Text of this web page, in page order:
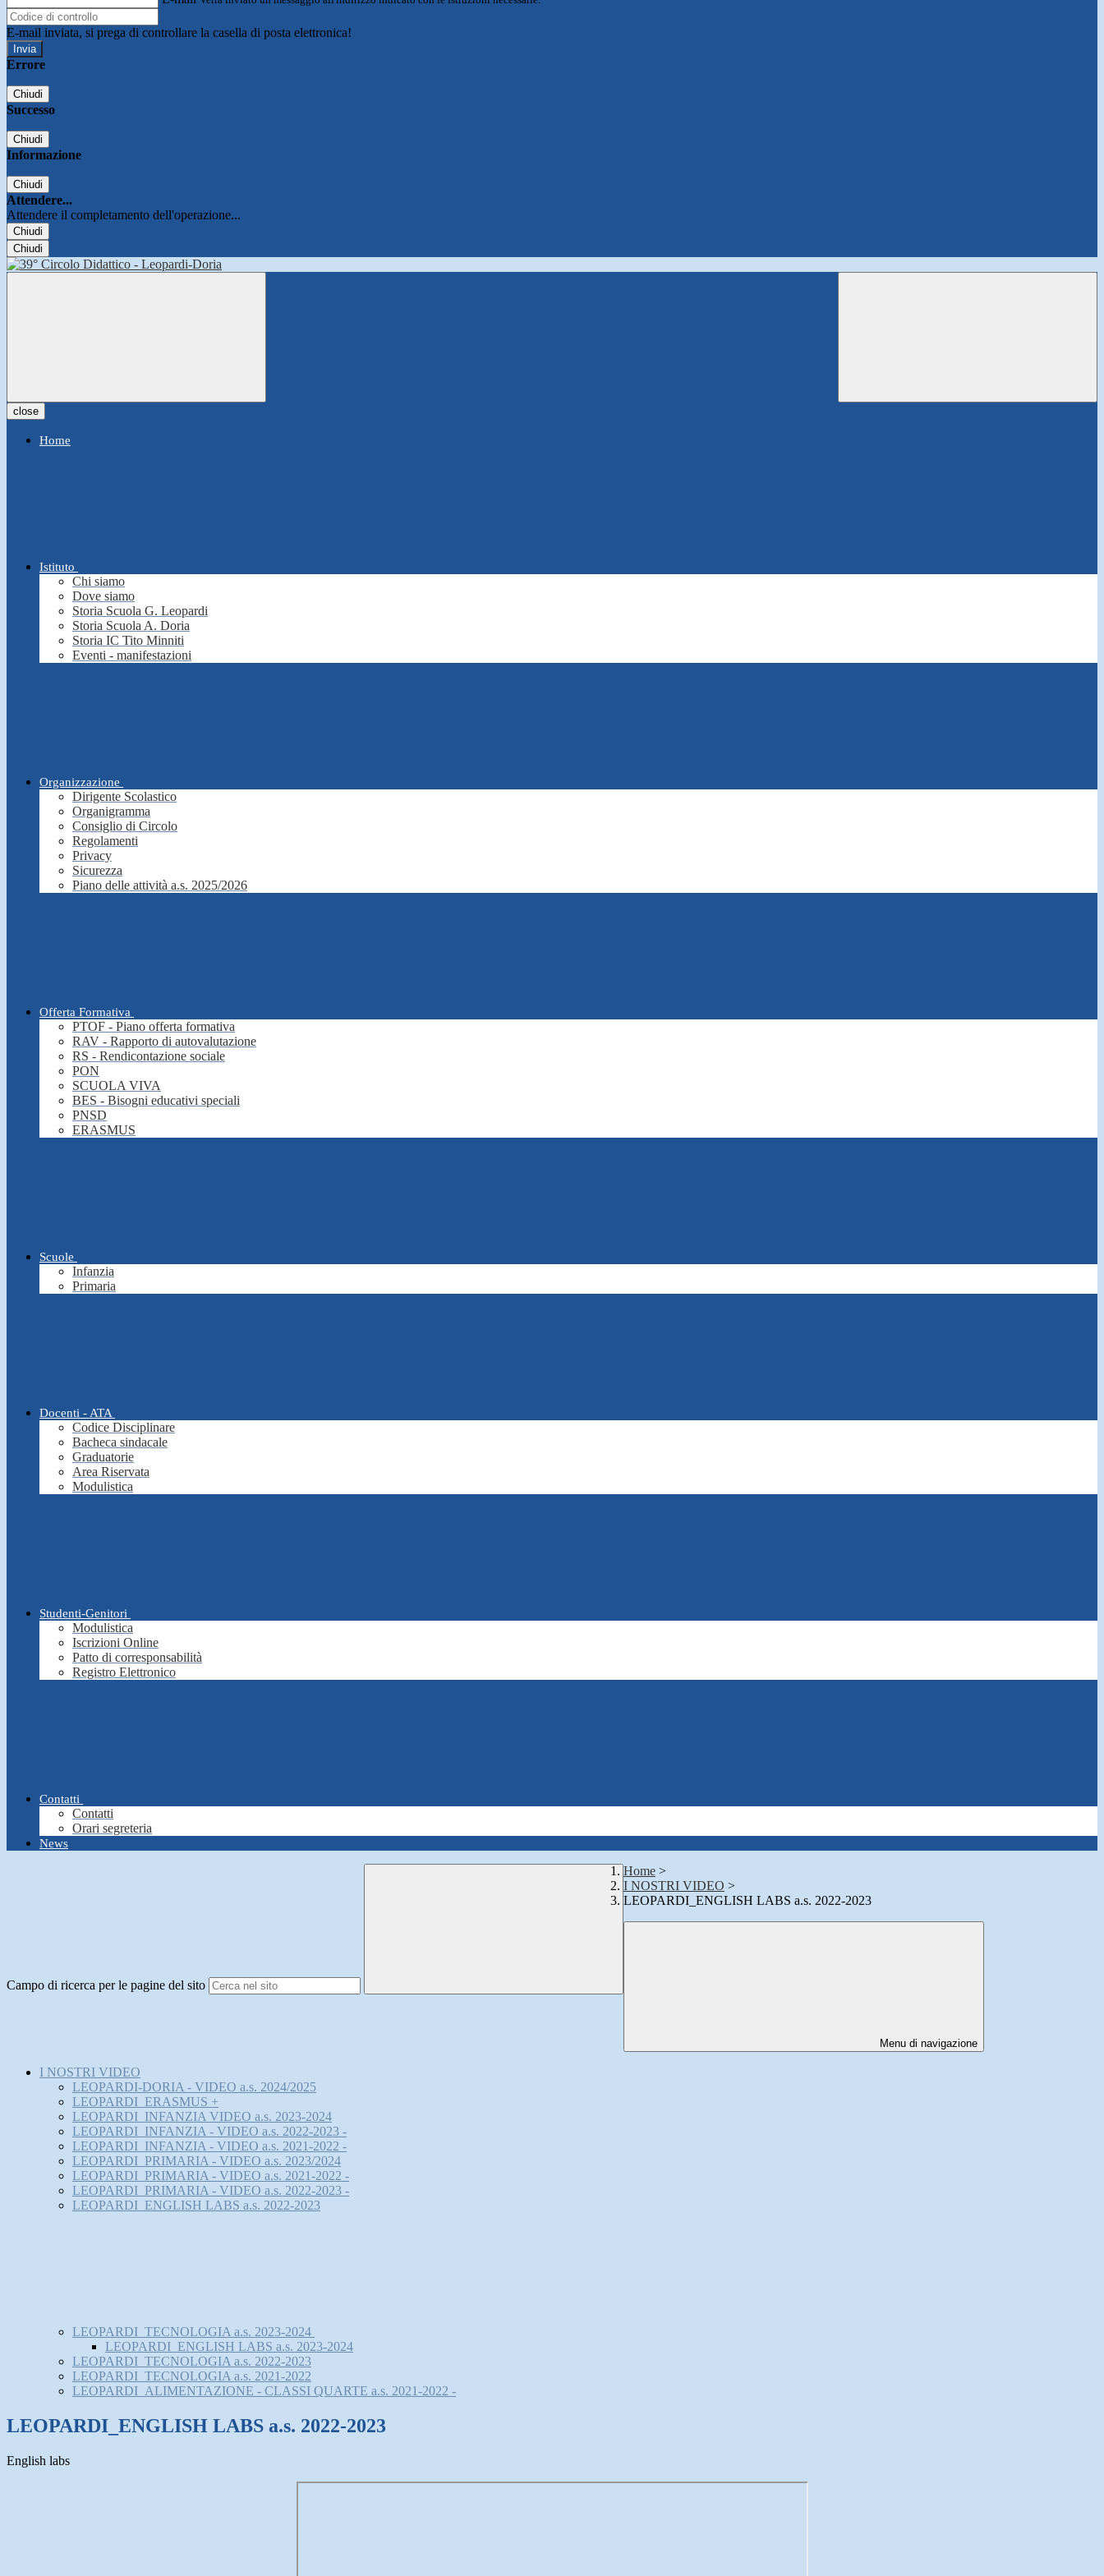
E-mail inviata, si prega di controllare la casella di posta elettronica!
Errore
Chiudi
Successo
Chiudi
Informazione
Chiudi
Attendere...
Attendere il completamento dell'operazione...
Chiudi
Chiudi
close
Home
Istituto
Chi siamo
Dove siamo
Storia Scuola G. Leopardi
Storia Scuola A. Doria
Storia IC Tito Minniti
Eventi - manifestazioni
Organizzazione
Dirigente Scolastico
Organigramma
Consiglio di Circolo
Regolamenti
Privacy
Sicurezza
Piano delle attività a.s. 2025/2026
Offerta Formativa
PTOF - Piano offerta formativa
RAV - Rapporto di autovalutazione
RS - Rendicontazione sociale
PON
SCUOLA VIVA
BES - Bisogni educativi speciali
PNSD
ERASMUS
Scuole
Infanzia
Primaria
Docenti - ATA
Codice Disciplinare
Bacheca sindacale
Graduatorie
Area Riservata
Modulistica
Studenti-Genitori
Modulistica
Iscrizioni Online
Patto di corresponsabilità
Registro Elettronico
Contatti
Contatti
Orari segreteria
News
Campo di ricerca per le pagine del sito
Home >
I NOSTRI VIDEO >
LEOPARDI_ENGLISH LABS a.s. 2022-2023
Menu di navigazione
I NOSTRI VIDEO
LEOPARDI-DORIA - VIDEO a.s. 2024/2025
LEOPARDI_ERASMUS +
LEOPARDI_INFANZIA VIDEO a.s. 2023-2024
LEOPARDI_INFANZIA - VIDEO a.s. 2022-2023 -
LEOPARDI_INFANZIA - VIDEO a.s. 2021-2022 -
LEOPARDI_PRIMARIA - VIDEO a.s. 2023/2024
LEOPARDI_PRIMARIA - VIDEO a.s. 2021-2022 -
LEOPARDI_PRIMARIA - VIDEO a.s. 2022-2023 -
LEOPARDI_ENGLISH LABS a.s. 2022-2023
LEOPARDI_TECNOLOGIA a.s. 2023-2024
LEOPARDI_ENGLISH LABS a.s. 2023-2024
LEOPARDI_TECNOLOGIA a.s. 2022-2023
LEOPARDI_TECNOLOGIA a.s. 2021-2022
LEOPARDI_ALIMENTAZIONE - CLASSI QUARTE a.s. 2021-2022 -
LEOPARDI_ENGLISH LABS a.s. 2022-2023
English labs